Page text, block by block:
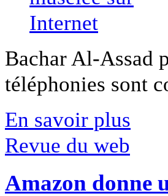
Bachar Al-Assad
téléphonies sont
En savoir plus
Revue du web
Amazon donne